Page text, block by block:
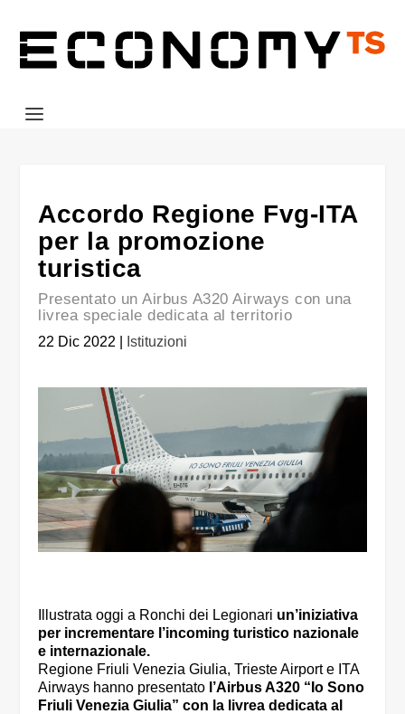
Accordo Regione Fvg-ITA
per la promozione
turistica
Presentato un Airbus A320 Airways con una
livrea speciale dedicata al territorio
22 Dic 2022 Istituzioni
Illustrata oggi a Ronchi dei Legionari un’iniziativa
per incrementare l’incoming turistico nazionale
e internazionale.
Regione Friuli Venezia Giulia, Trieste Airport e ITA
Airways hanno presentato l’Airbus A320 “Io Sono
Friuli Venezia Giulia” con la livrea dedicata al